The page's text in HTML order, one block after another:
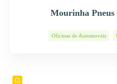
Mourinha Pneus
Oficinas de Automoveis